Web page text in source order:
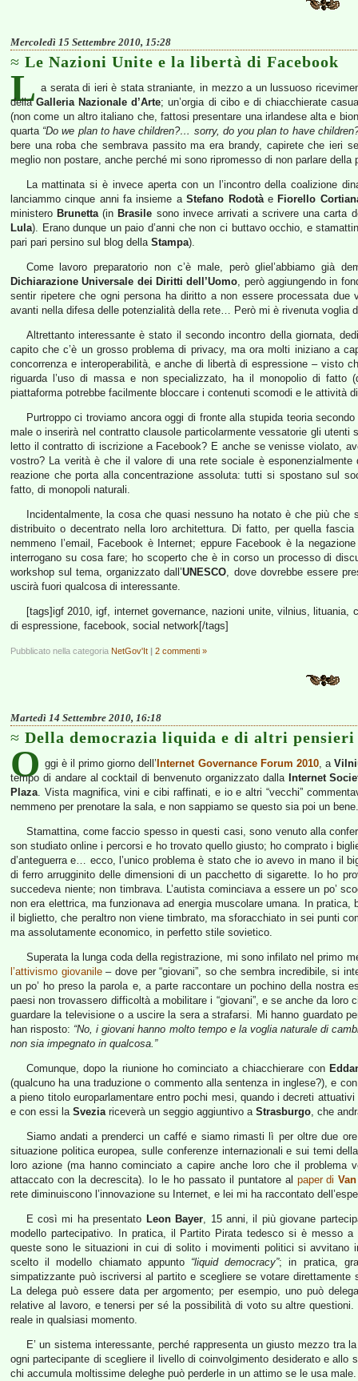
Mercoledì 15 Settembre 2010, 15:28
Le Nazioni Unite e la libertà di Facebook
L a serata di ieri è stata straniante, in mezzo a un lussuoso
dellaGalleria Nazionale d’Arte; un’orgia di cibo e di chiacchierate
(non come un altro italiano che, fattosi presentare una irlandese alta e
quarta “Do we plan to have children?… sorry, do you plan to have
bere una roba che sembrava passito ma era brandy, capirete che ieri
meglio non postare, anche perché mi sono ripromesso di non parlare
La mattinata si è invece aperta con un l’incontro della coalizione
lanciammo cinque anni fa insieme aStefano Rodotàe Fiorello
ministero Brunetta(in Brasile sono invece arrivati a scrivere una carta
Lula). Erano dunque un paio d’anni che non ci buttavo occhio, e
pari pari persino sul blog della Stampa).
Come lavoro preparatorio non c’è male, però gliel’abbiamo già
Dichiarazione Universale dei Diritti dell’Uomo, però aggiungendo in
sentir ripetere che ogni persona ha diritto a non essere processata
avanti nella difesa delle potenzialità della rete… Però mi è rivenuta voglia
Altrettanto interessante è stato il secondo incontro della giornata,
capito che c’è un grosso problema di privacy, ma ora molti iniziano a
concorrenza e interoperabilità, e anche di libertà di espressione – visto
riguarda l’uso di massa e non specializzato, ha il monopolio di fatto
piattaforma potrebbe facilmente bloccare i contenuti scomodi e le attività
Purtroppo ci troviamo ancora oggi di fronte alla stupida teoria
male o inserirà nel contratto clausole particolarmente vessatorie gli utenti
letto il contratto di iscrizione a Facebook? E anche se venisse violato,
vostro? La verità è che il valore di una rete sociale è
reazione che porta alla concentrazione assoluta: tutti si spostano sul
fatto, di monopoli naturali.
Incidentalmente, la cosa che quasi nessuno ha notato è che più
distribuito o decentrato nella loro architettura. Di fatto, per quella
nemmeno l’email, Facebook è Internet; eppure Facebook è la
interrogano su cosa fare; ho scoperto che è in corso un processo di
workshop sul tema, organizzato dall’UNESCO, dove dovrebbe essere
uscirà fuori qualcosa di interessante.
[tags]igf 2010, igf, internet governance, nazioni unite, vilnius,
di espressione, facebook, social network[/tags]
Pubblicato nella categoria NetGov'It | 2 commenti »
Martedì 14 Settembre 2010, 16:18
Della democrazia liquida e di altri pensieri
O ggi è il primo giorno dell’ Internet Governance Forum 2010, a
tempo di andare al cocktail di benvenuto organizzato dalla Internet
Plaza. Vista magnifica, vini e cibi raffinati, e io e altri “vecchi”
nemmeno per prenotare la sala, e non sappiamo se questo sia poi un bene.
Stamattina, come faccio spesso in questi casi, sono venuto alla
son studiato online i percorsi e ho trovato quello giusto; ho comprato i
d’anteguerra e… ecco, l’unico problema è stato che io avevo in mano il
di ferro arrugginito delle dimensioni di un pacchetto di sigarette. Io ho
succedeva niente; non timbrava. L’autista cominciava a essere un po’
non era elettrica, ma funzionava ad energia muscolare umana. In
il biglietto, che peraltro non viene timbrato, ma sforacchiato in sei punti
ma assolutamente economico, in perfetto stile sovietico.
Superata la lunga coda della registrazione, mi sono infilato nel primo
l’attivismo giovanile– dove per “giovani”, so che sembra incredibile, si
un po’ ho preso la parola e, a parte raccontare un pochino della nostra
paesi non trovassero difficoltà a mobilitare i “giovani”, e se anche da
guardare la televisione o a uscire la sera a strafarsi. Mi hanno guardato
han risposto: “No, i giovani hanno molto tempo e la voglia naturale di
non sia impegnato in qualcosa.”
Comunque, dopo la riunione ho cominciato a chiacchierare con
(qualcuno ha una traduzione o commento alla sentenza in inglese?), e
a pieno titolo europarlamentare entro pochi mesi, quando i decreti
e con essi la Sveziariceverà un seggio aggiuntivo a Strasburgo, che
Siamo andati a prenderci un caffé e siamo rimasti lì per oltre due
situazione politica europea, sulle conferenze internazionali e sui temi
loro azione (ma hanno cominciato a capire anche loro che il
attaccato con la decrescita). Io le ho passato il puntatore al paper di
rete diminuiscono l’innovazione su Internet, e lei mi ha raccontato
E così mi ha presentato Leon Bayer, 15 anni, il più giovane
modello partecipativo. In pratica, il Partito Pirata tedesco si è messo
queste sono le situazioni in cui di solito i movimenti politici si avvitano
scelto il modello chiamato appunto “liquid democracy”; in pratica,
simpatizzante può iscriversi al partito e scegliere se votare
La delega può essere data per argomento; per esempio, uno può
relative al lavoro, e tenersi per sé la possibilità di voto su altre
reale in qualsiasi momento.
E’ un sistema interessante, perché rappresenta un giusto mezzo tra
ogni partecipante di scegliere il livello di coinvolgimento desiderato e allo
chi accumula moltissime deleghe può perderle in un attimo se le usa